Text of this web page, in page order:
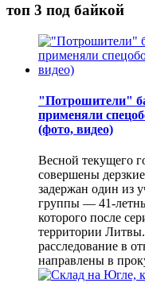
топ 3 под байкой
"Потрошители"
применяли
(фото, видео)
Весной текущего
совершены
задержан один из
группы — 41-
которого после
территории
расследование в
направлены в